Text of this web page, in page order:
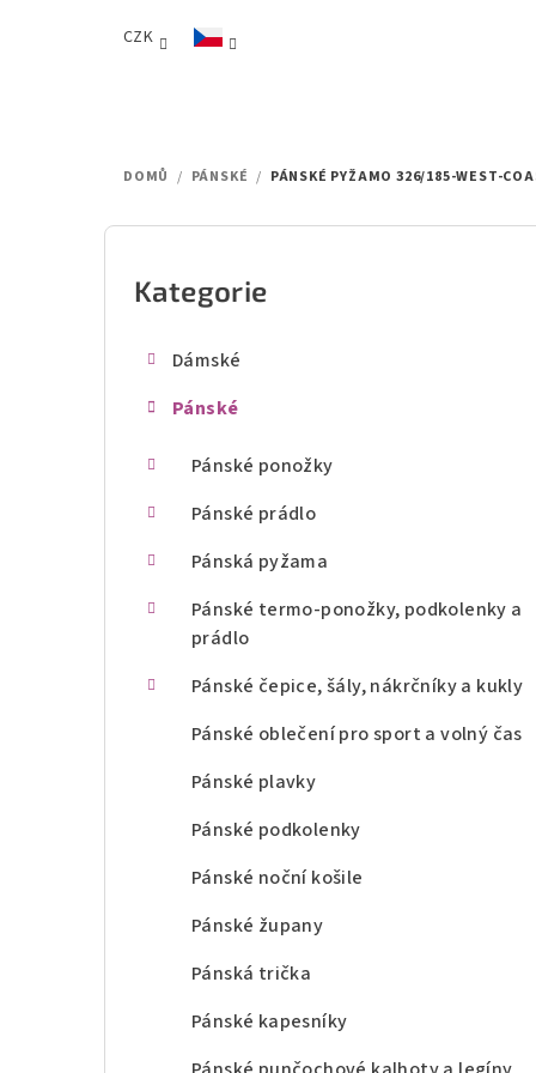
CZK
DOMŮ / PÁNSKÉ / PÁNSKÉ PYŽAMO 326/185-WEST-
Přeskočit
kategorie
Kategorie
Dámské
Pánské
Pánské ponožky
Pánské prádlo
Pánská pyžama
Pánské termo-ponožky, podkolenky a
prádlo
Pánské čepice, šály, nákrčníky a kukly
Pánské oblečení pro sport a volný čas
Pánské plavky
Pánské podkolenky
Pánské noční košile
Pánské župany
Pánská trička
Pánské kapesníky